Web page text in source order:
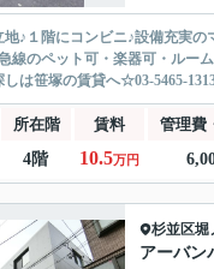
♪１階にコンビニ♪設備充実の
線のペット可・楽器可・ルー
しは笹塚の賃貸へ☆03-5465-
所在階 賃料 管理費
4階 10.5万円
杉並区堀
アーバン